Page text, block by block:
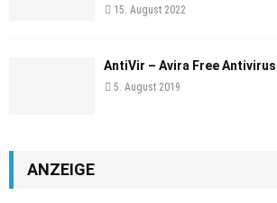
15. August 2022
AntiVir – Avira Free Antivirus
5. August 2019
ANZEIGE